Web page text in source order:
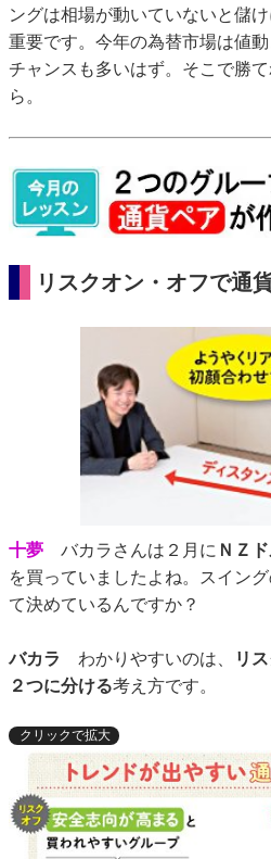
ングは相場が動いていないと儲
重要です。今年の為替市場は値
チャンスも多いはず。そこで勝
ら。
リスクオン・オフで通
十夢 バカラさんは２月に ＮＺ
を買っていましたよね。スイン
て決めているんですか？
バカラ わかりやすいのは、
リ
２つに分ける考え方です。
クリックで拡大